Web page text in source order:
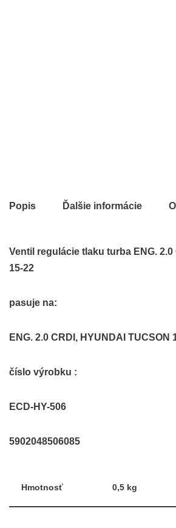
Popis Ďalšie informácie
Ventil regulácie tlaku turba ENG. 2.0
15-22
pasuje na:
ENG. 2.0 CRDI, HYUNDAI TUCSON
číslo výrobku :
ECD-HY-506
5902048506085
Hmotnosť 0,5 kg